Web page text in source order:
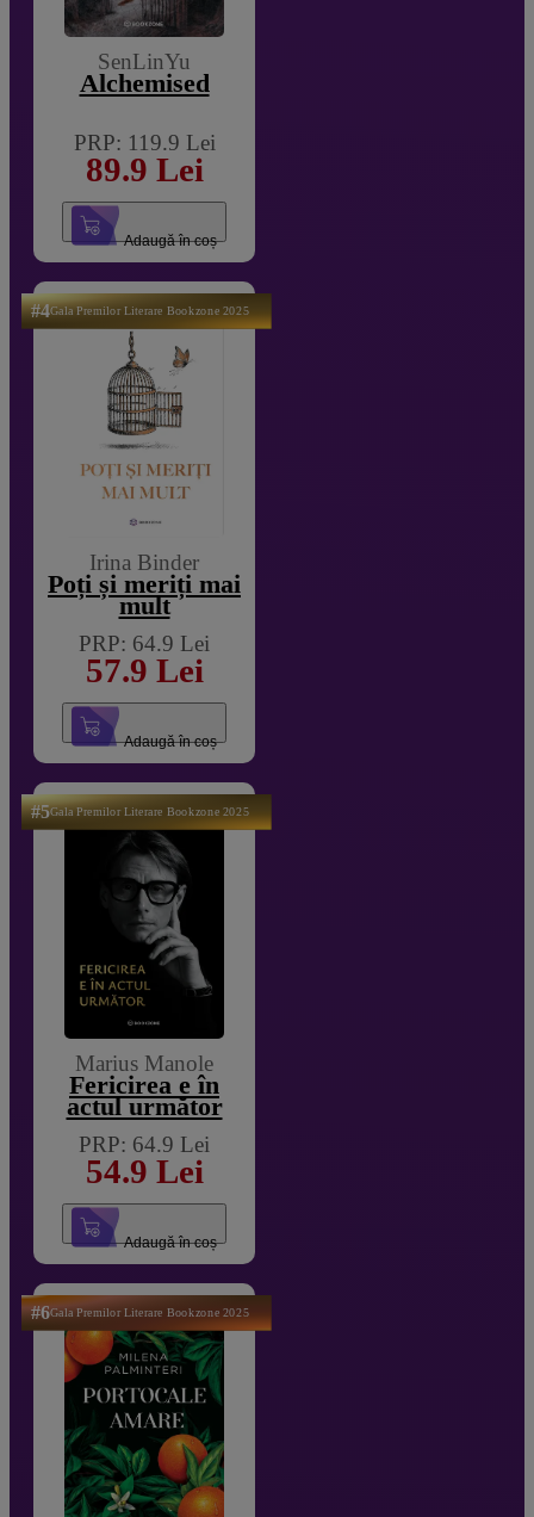
SenLinYu
Alchemised
PRP: 119.9 Lei
89.9 Lei
Adaugă în coș
#4Gala Premilor Literare Bookzone 2025
Irina Binder
Poți și meriți mai
mult
PRP: 64.9 Lei
57.9 Lei
Adaugă în coș
#5Gala Premilor Literare Bookzone 2025
Marius Manole
Fericirea e în
actul următor
PRP: 64.9 Lei
54.9 Lei
Adaugă în coș
#6Gala Premilor Literare Bookzone 2025